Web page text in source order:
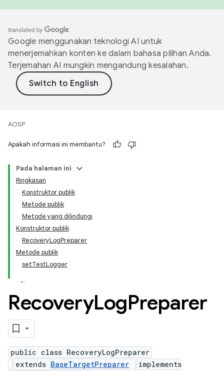
Google menggunakan teknologi AI untuk
menerjemahkan konten ke dalam bahasa pilihan Anda.
Terjemahan AI mungkin mengandung kesalahan.
AOSP
Apakah informasi ini membantu?
Pada halaman ini
Ringkasan
Konstruktor publik
Metode publik
Metode yang dilindungi
Konstruktor publik
RecoveryLogPreparer
Metode publik
setTestLogger
RecoveryLogPreparer
public class RecoveryLogPreparer
extends BaseTargetPreparer
implements